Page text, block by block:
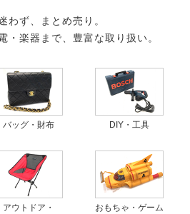
わず、まとめ売り。
・楽器まで、豊富な取り扱い。
バッグ・財布 DIY・工具
アウトドア・
おもちゃ・ゲーム